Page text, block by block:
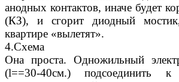
анодных контактов, иначе будет
(КЗ), и сгорит диодный
квартире «вылетят».
4.Схема
Она проста. Одножильный
(l==30-40см.) подсоединить